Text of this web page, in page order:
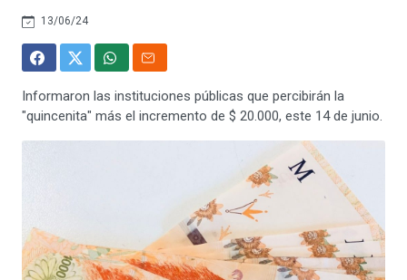
13/06/24
Informaron las instituciones públicas que percibirán la
"quincenita" más el incremento de $ 20.000, este 14 de junio.